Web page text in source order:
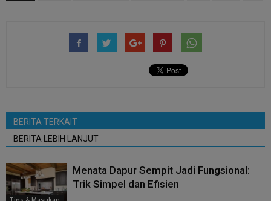
BERITA TERKAIT
BERITA LEBIH LANJUT
Menata Dapur Sempit Jadi Fungsional:
Trik Simpel dan Efisien